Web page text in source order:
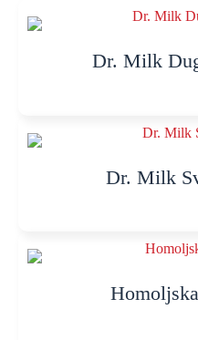
Dr. Milk
Dr. Milk